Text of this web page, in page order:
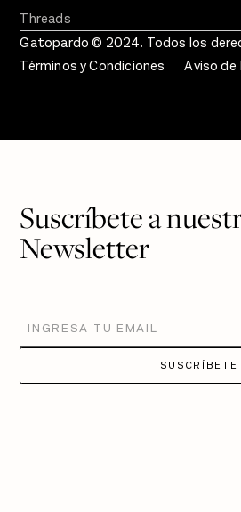
Threads
Gatopardo © 2024. Todos los
Términos y Condiciones
Aviso de
Suscríbete a
Newsletter